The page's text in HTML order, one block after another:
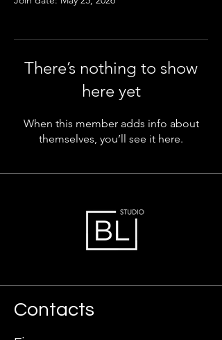
There’s nothing to show
here yet
When this member adds info about
themselves, you’ll see it here.
Contacts